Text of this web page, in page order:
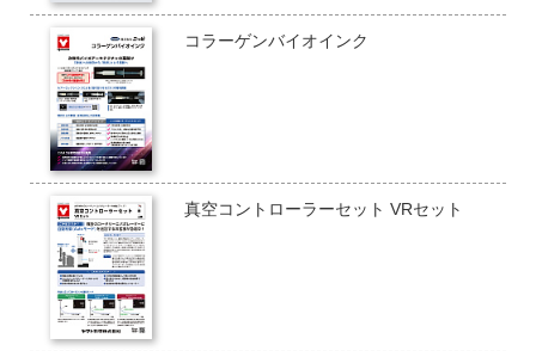
コラーゲンバイオインク
真空コントローラーセット VRセット